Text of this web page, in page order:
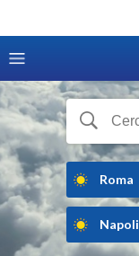
Roma
Napoli